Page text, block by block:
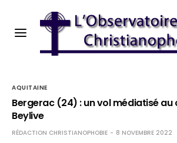
AQUITAINE
Bergerac (24) : un vol médiatisé au
Beylive
RÉDACTION CHRISTIANOPHOBIE 8 NOVEMBRE 2022